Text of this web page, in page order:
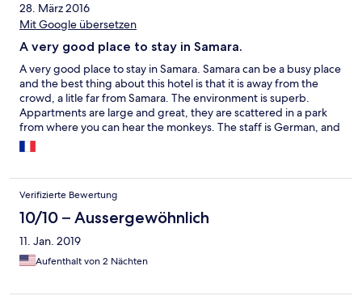
28. März 2016
Mit Google übersetzen
A very good place to stay in Samara.
A very good place to stay in Samara. Samara can be a busy place
and the best thing about this hotel is that it is away from the
crowd, a litle far from Samara. The environment is superb.
Appartments are large and great, they are scattered in a park
from where you can hear the monkeys. The staff is German, and
most of the clients are German too. It was a surprise and the
good thing is that you can have bratwurst!!! El Coyote is a great
Verifizierte Bewertung
10/10 – Aussergewöhnlich
11. Jan. 2019
Aufenthalt von 2 Nächten